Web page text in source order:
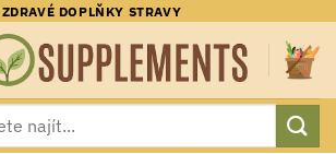
ZDRAVÉ DOPLŇKY STRAVY